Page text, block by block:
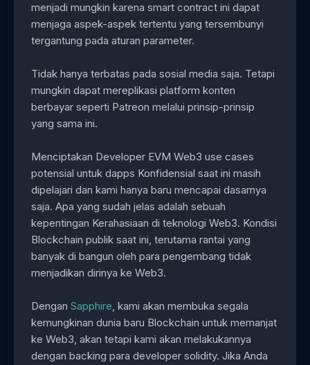
menjadi mungkin karena smart contract ini dapat
menjaga aspek-aspek tertentu yang tersembunyi
tergantung pada aturan parameter.
Tidak hanya terbatas pada sosial media saja. Tetapi
mungkin dapat mereplikasi platform konten
berbayar seperti Patreon melalui prinsip-prinsip
yang sama ini.
Menciptakan Developer EVM Web3 use cases
potensial untuk dapps Konfidensial saat ini masih
dipelajari dan kami hanya baru mencapai dasarnya
saja. Apa yang sudah jelas adalah sebuah
kepentingan Kerahasiaan di teknologi Web3. Kondisi
Blockchain publik saat ini, terutama rantai yang
banyak di bangun oleh para pengembang tidak
menjadikan dirinya ke Web3.
Dengan Sapphire, kami akan membuka segala
kemungkinan dunia baru Blockchain untuk memanjat
ke Web3, akan tetapi kami akan melakukannya
dengan backing para developer solidity. Jika Anda